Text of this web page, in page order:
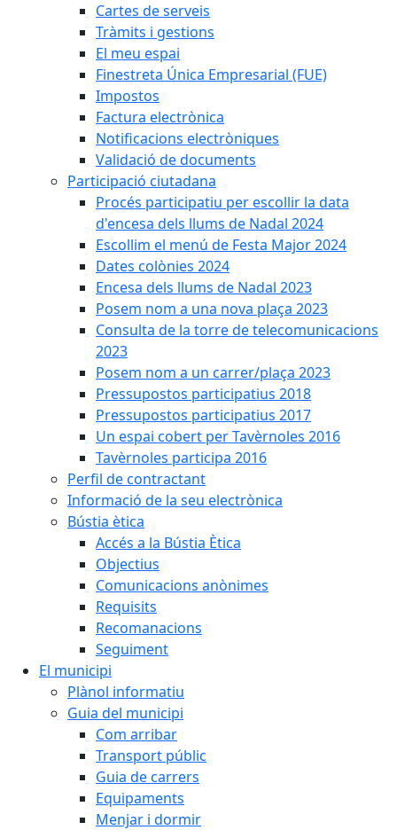
Cartes de serveis
Tràmits i gestions
El meu espai
Finestreta Única Empresarial (FUE)
Impostos
Factura electrònica
Notificacions electròniques
Validació de documents
Participació ciutadana
Procés participatiu per escollir la data
d'encesa dels llums de Nadal 2024
Escollim el menú de Festa Major 2024
Dates colònies 2024
Encesa dels llums de Nadal 2023
Posem nom a una nova plaça 2023
Consulta de la torre de telecomunicacions
2023
Posem nom a un carrer/plaça 2023
Pressupostos participatius 2018
Pressupostos participatius 2017
Un espai cobert per Tavèrnoles 2016
Tavèrnoles participa 2016
Perfil de contractant
Informació de la seu electrònica
Bústia ètica
Accés a la Bústia Ètica
Objectius
Comunicacions anònimes
Requisits
Recomanacions
Seguiment
El municipi
Plànol informatiu
Guia del municipi
Com arribar
Transport públic
Guia de carrers
Equipaments
Menjar i dormir